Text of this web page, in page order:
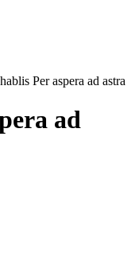
Per aspera ad astra
ad